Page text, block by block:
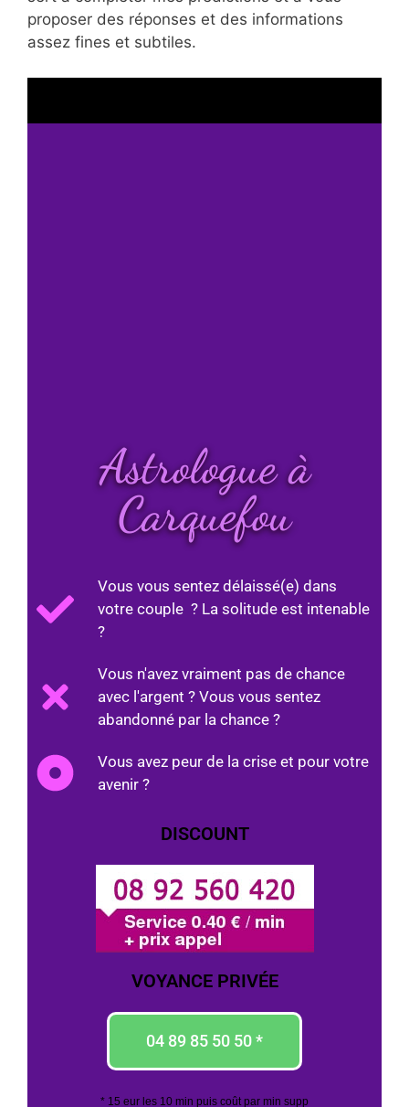
proposer des réponses et des informations
assez fines et subtiles.
Astrologue à
Carquefou
Vous vous sentez délaissé(e) dans
votre couple ? La solitude est intenable
?
Vous n'avez vraiment pas de chance
avec l'argent ? Vous vous sentez
abandonné par la chance ?
Vous avez peur de la crise et pour votre
avenir ?
DISCOUNT
VOYANCE PRIVÉE
04 89 85 50 50 *
* 15 eur les 10 min puis coût par min supp